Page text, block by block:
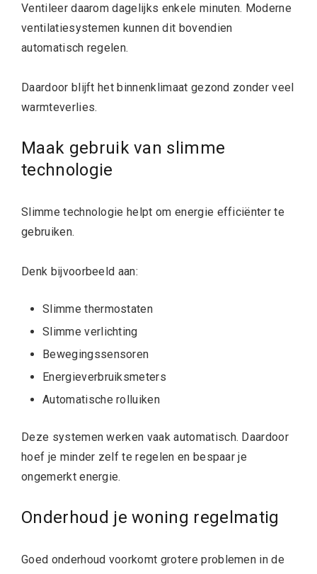
Ventileer daarom dagelijks enkele minuten. Moderne
ventilatiesystemen kunnen dit bovendien
automatisch regelen.
Daardoor blijft het binnenklimaat gezond zonder veel
warmteverlies.
Maak gebruik van slimme
technologie
Slimme technologie helpt om energie efficiënter te
gebruiken.
Denk bijvoorbeeld aan:
Slimme thermostaten
Slimme verlichting
Bewegingssensoren
Energieverbruiksmeters
Automatische rolluiken
Deze systemen werken vaak automatisch. Daardoor
hoef je minder zelf te regelen en bespaar je
ongemerkt energie.
Onderhoud je woning regelmatig
Goed onderhoud voorkomt grotere problemen in de